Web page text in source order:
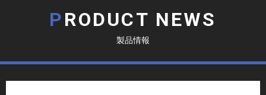
PRODUCT NEWS
製品情報